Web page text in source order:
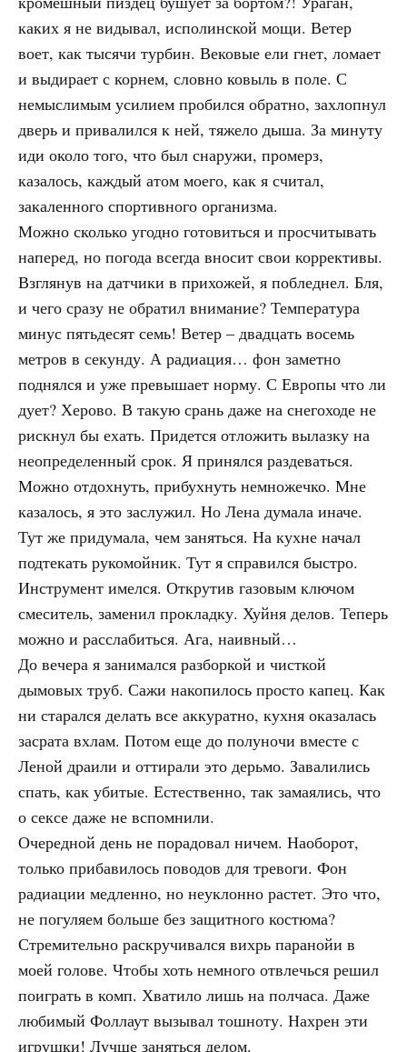
каких я не видывал, исполинской мощи. Ветер
воет, как тысячи турбин. Вековые ели гнет, ломает
и выдирает с корнем, словно ковыль в поле. С
немыслимым усилием пробился обратно, захлопнул
дверь и привалился к ней, тяжело дыша. За минуту
иди около того, что был снаружи, промерз,
казалось, каждый атом моего, как я считал,
закаленного спортивного организма.
Можно сколько угодно готовиться и просчитывать
наперед, но погода всегда вносит свои коррективы.
Взглянув на датчики в прихожей, я побледнел. Бля,
и чего сразу не обратил внимание? Температура
минус пятьдесят семь! Ветер – двадцать восемь
метров в секунду. А радиация… фон заметно
поднялся и уже превышает норму. С Европы что ли
дует? Херово. В такую срань даже на снегоходе не
рискнул бы ехать. Придется отложить вылазку на
неопределенный срок. Я принялся раздеваться.
Можно отдохнуть, прибухнуть немножечко. Мне
казалось, я это заслужил. Но Лена думала иначе.
Тут же придумала, чем заняться. На кухне начал
подтекать рукомойник. Тут я справился быстро.
Инструмент имелся. Открутив газовым ключом
смеситель, заменил прокладку. Хуйня делов. Теперь
можно и расслабиться. Ага, наивный…
До вечера я занимался разборкой и чисткой
дымовых труб. Сажи накопилось просто капец. Как
ни старался делать все аккуратно, кухня оказалась
засрата вхлам. Потом еще до полуночи вместе с
Леной драили и оттирали это дерьмо. Завалились
спать, как убитые. Естественно, так замаялись, что
о сексе даже не вспомнили.
Очередной день не порадовал ничем. Наоборот,
только прибавилось поводов для тревоги. Фон
радиации медленно, но неуклонно растет. Это что,
не погуляем больше без защитного костюма?
Стремительно раскручивался вихрь паранойи в
моей голове. Чтобы хоть немного отвлечься решил
поиграть в комп. Хватило лишь на полчаса. Даже
любимый Фоллаут вызывал тошноту. Нахрен эти
игрушки! Лучше заняться делом.